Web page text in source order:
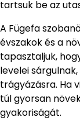
tartsuk be az
A Fügefa
évszakok és a
tapasztaljuk,
levelei
trágyázásra. Ha
túl gyorsan
gyakoriságát.